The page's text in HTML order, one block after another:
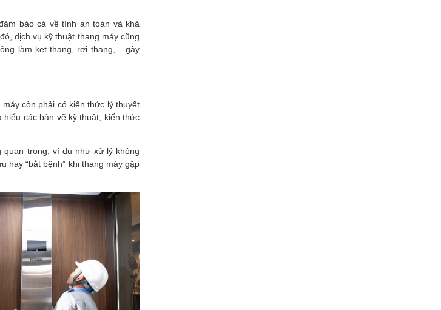
bảo cả về tính an toàn và khả
dịch vụ kỹ thuật thang máy cũng
làm kẹt thang, rơi thang,... gây
còn phải có kiến thức lý thuyết
các bản vẽ kỹ thuật, kiến thức
quan trọng, ví dụ như xử lý không
hay “bắt bệnh” khi thang máy gặp